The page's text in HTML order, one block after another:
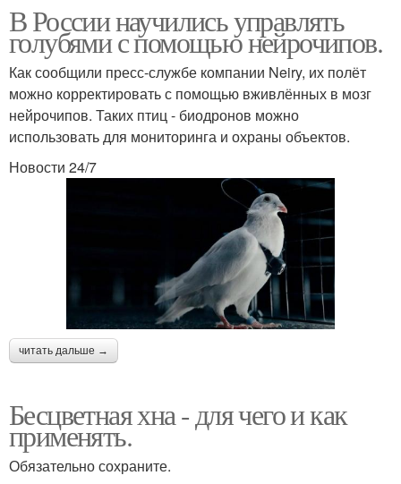
В России научились управлять
голубями с помощью нейрочипов.
Как сообщили пресс-службе компании Neiry, их полёт
можно корректировать с помощью вживлённых в мозг
нейрочипов. Таких птиц - биодронов можно
использовать для мониторинга и охраны объектов.
Новости 24/7
читать дальше →
Бесцветная хна - для чего и как
применять.
Обязательно сохраните.